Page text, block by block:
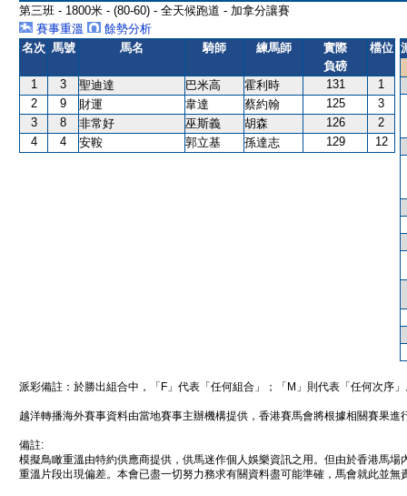
第三班 - 1800米 - (80-60) - 全天候跑道 - 加拿分讓賽
賽事重溫
餘勢分析
名次 馬號 馬名 騎師 練馬師
實際
負磅
檔位
1 3 聖迪達 巴米高 霍利時 131
1
2
9 財運 韋達 蔡約翰 125
3
3
8 非常好 巫斯義 胡森 126
2
4
4 安鞍 郭立基 孫達志 129 12
派彩備註：於勝出組合中，「F」代表「任何組合」；「M」則代表「任何次序
越洋轉播海外賽事資料由當地賽事主辦機構提供，香港賽馬會將根據相關賽果進
備註:
模擬鳥瞰重溫由特約供應商提供，供馬迷作個人娛樂資訊之用。但由於香港馬
重溫片段出現偏差。本會已盡一切努力務求有關資料盡可能準確，馬會就此並